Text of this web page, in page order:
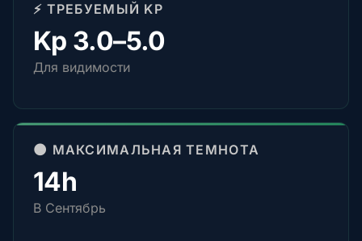
⚡ ТРЕБУЕМЫЙ KP
Kp 3.0–5.0
Для видимости
🌑 МАКСИМАЛЬНАЯ ТЕМНОТА
14h
В Сентябрь